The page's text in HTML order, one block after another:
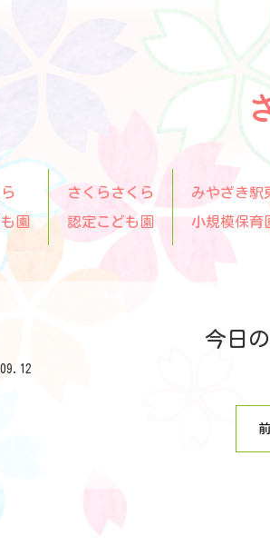
園
さくらさくら
認定こども園
みやざき駅
小規模保育
今日